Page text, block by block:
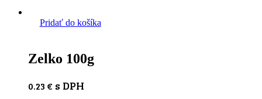
Pridať do košíka
Zelko 100g
0.23 € s DPH